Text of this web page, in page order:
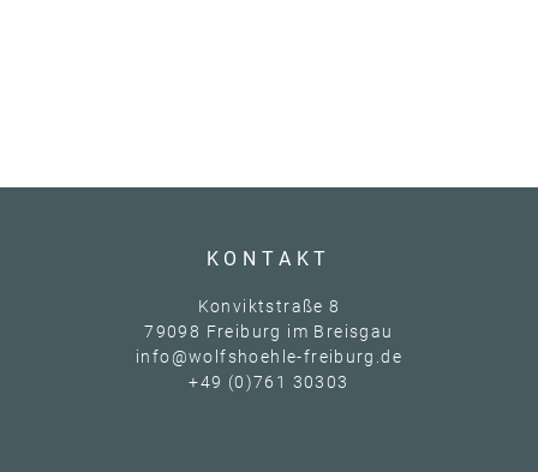
KONTAKT
Konviktstraße 8
79098 Freiburg im Breisgau
info@wolfshoehle-freiburg.de
+49 (0)761 30303